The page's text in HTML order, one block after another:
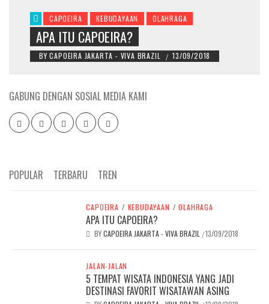
CAPOEIRA KEBUDAYAAN OLAHRAGA
APA ITU CAPOEIRA?
BY CAPOEIRA JAKARTA - VIVA BRAZIL / 13/09/2018
GABUNG DENGAN SOSIAL MEDIA KAMI
FacebookTwitter InstagramPinterestLinkedIn
POPULAR TERBARU TREN
CAPOEIRA / KEBUDAYAAN / OLAHRAGA
APA ITU CAPOEIRA?
BYCAPOEIRA JAKARTA - VIVA BRAZIL /13/09/2018
JALAN-JALAN
5 TEMPAT WISATA INDONESIA YANG JADI
DESTINASI FAVORIT WISATAWAN ASING